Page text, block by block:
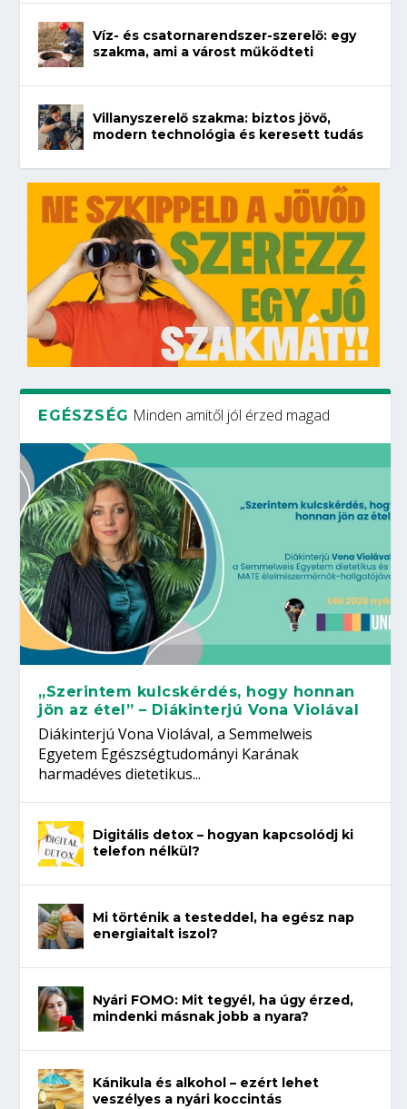
Víz- és csatornarendszer-szerelő: egy
szakma, ami a várost működteti
Villanyszerelő szakma: biztos jövő,
modern technológia és keresett tudás
EGÉSZSÉG Minden amitől jól érzed magad
„Szerintem kulcskérdés, hogy honnan
jön az étel” – Diákinterjú Vona Violával
Diákinterjú Vona Violával, a Semmelweis
Egyetem Egészségtudományi Karának
harmadéves dietetikus...
Digitális detox – hogyan kapcsolódj ki
telefon nélkül?
Mi történik a testeddel, ha egész nap
energiaitalt iszol?
Nyári FOMO: Mit tegyél, ha úgy érzed,
mindenki másnak jobb a nyara?
Kánikula és alkohol – ezért lehet
veszélyes a nyári koccintás